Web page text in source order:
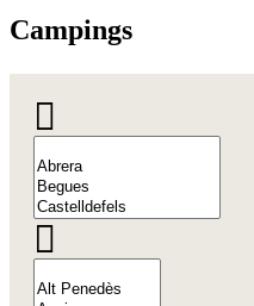
Campings